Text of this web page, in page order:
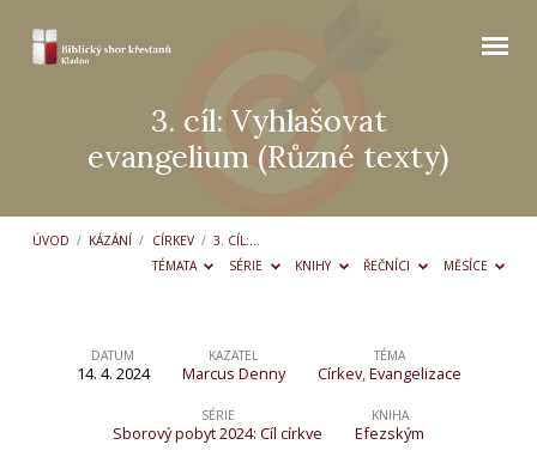
3. cíl: Vyhlašovat
evangelium (Různé texty)
ÚVOD / KÁZÁNÍ / CÍRKEV / 3. CÍL:…
TÉMATA
SÉRIE KNIHY ŘEČNÍCI MĚSÍCE
3. cíl:
Vyhlašovat
DATUM
14. 4. 2024
KAZATEL
Marcus Denny
TÉMA
Církev,Evangelizace
SÉRIE
Sborový pobyt 2024: Cíl církve
KNIHA
Efezským